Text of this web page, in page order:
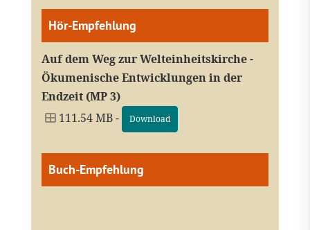
Hör-Empfehlung
Auf dem Weg zur Welteinheitskirche -
Ökumenische Entwicklungen in der
Endzeit (MP 3)
111.54 MB -
Download
Buch-Empfehlung